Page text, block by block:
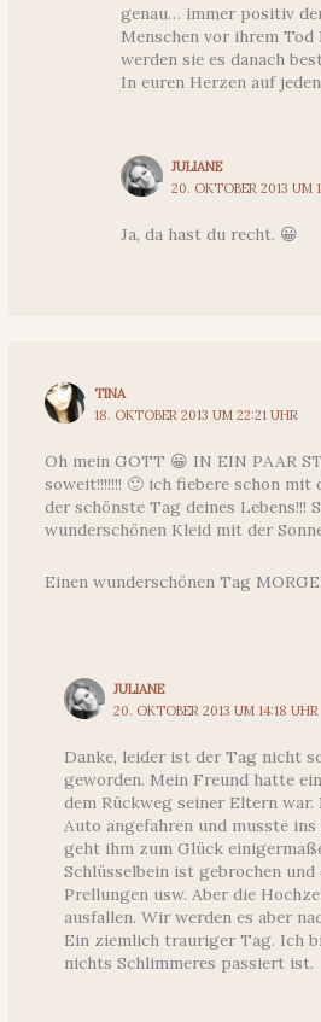
genau… immer positiv
Menschen vor ihrem Tod
werden sie es danach
In euren Herzen auf
JULIANE
20. OKTOBER 2013 UM
Ja, da hast du recht. 😀
TINA
18. OKTOBER 2013 UM 22:21 UHR
Oh mein GOTT 😀 IN EIN PAAR
soweit!!!!!!! 🙂 ich fiebere schon
der schönste Tag deines Lebens!!!
wunderschönen Kleid mit der
Einen wunderschönen Tag
JULIANE
20. OKTOBER 2013 UM 14:18 UHR
Danke, leider ist der Tag nicht
geworden. Mein Freund hatte
dem Rückweg seiner Eltern war.
Auto angefahren und musste ins
geht ihm zum Glück
Schlüsselbein ist gebrochen
Prellungen usw. Aber die
ausfallen. Wir werden es aber
Ein ziemlich trauriger Tag. Ich
nichts Schlimmeres passiert ist.